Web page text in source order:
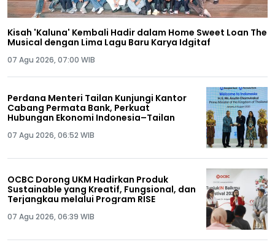
Kisah 'Kaluna' Kembali Hadir dalam Home Sweet Loan The
Musical dengan Lima Lagu Baru Karya Idgitaf
07 Agu 2026, 07:00 WIB
Perdana Menteri Tailan Kunjungi Kantor
Cabang Permata Bank, Perkuat
Hubungan Ekonomi Indonesia–Tailan
07 Agu 2026, 06:52 WIB
OCBC Dorong UKM Hadirkan Produk
Sustainable yang Kreatif, Fungsional, dan
Terjangkau melalui Program RISE
07 Agu 2026, 06:39 WIB